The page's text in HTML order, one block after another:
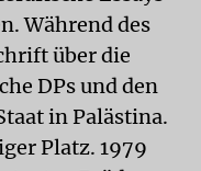
Während des
über die
DPs und den
in Palästina.
Platz. 1979